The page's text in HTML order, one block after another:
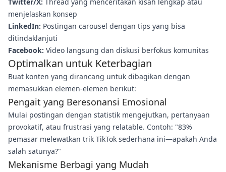
Twitter/X: Thread yang menceritakan kisah lengkap atau
menjelaskan konsep
LinkedIn: Postingan carousel dengan tips yang bisa
ditindaklanjuti
Facebook: Video langsung dan diskusi berfokus komunitas
Optimalkan untuk Keterbagian
Buat konten yang dirancang untuk dibagikan dengan
memasukkan elemen-elemen berikut:
Pengait yang Beresonansi Emosional
Mulai postingan dengan statistik mengejutkan, pertanyaan
provokatif, atau frustrasi yang relatable. Contoh: "83%
pemasar melewatkan trik TikTok sederhana ini—apakah Anda
salah satunya?"
Mekanisme Berbagi yang Mudah